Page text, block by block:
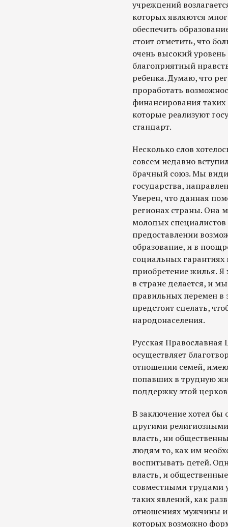
учреждений
которых являются
обеспечить
стоит отметить, что
очень высокий
благоприятный
ребенка. Думаю, что
проработать
финансирования
которые реализуют
стандарт.
Несколько слов
совсем недавно
брачный союз. Мы
государства,
Уверен, что данная
регионах страны. Она
молодых
предоставлении
образование, и в
социальных
приобретение жилья. Я
в стране делается, и
правильных перемен в
предстоит сделать,
народонаселения.
Русская Православная
осуществляет
отношении семей,
попавших в трудную
поддержку этой
В заключение хотел бы
другими
власть, ни
людям то, как им
воспитывать детей.
власть, и
совместными трудами
таких явлений, как
отношениях мужчины
которых возможно